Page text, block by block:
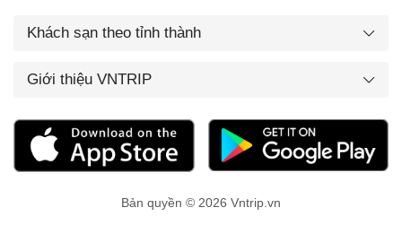
Khách sạn theo tỉnh thành
Giới thiệu VNTRIP
Bản quyền © 2026 Vntrip.vn